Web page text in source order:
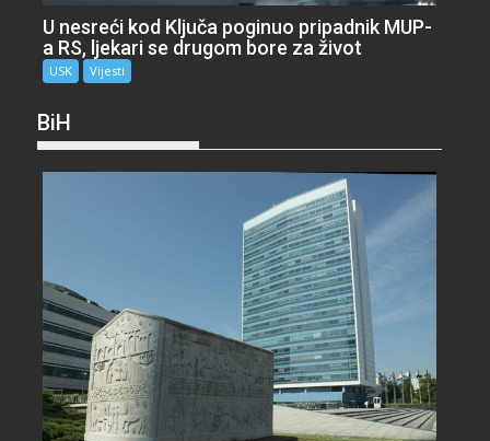
U nesreći kod Ključa poginuo pripadnik MUP-
a RS, ljekari se drugom bore za život
USK Vijesti
BiH